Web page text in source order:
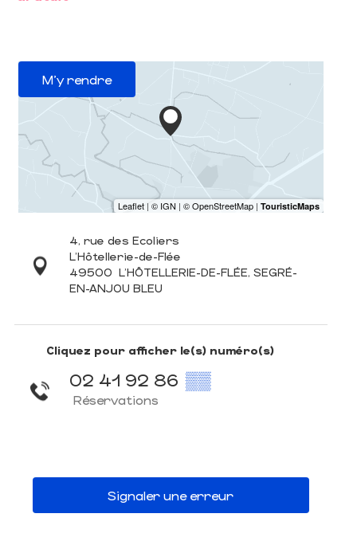
M'y rendre
4, rue des Ecoliers
L'Hôtellerie-de-Flée
49500 L'HÔTELLERIE-DE-FLÉE, SEGRÉ-
EN-ANJOU BLEU
Cliquez pour afficher le(s) numéro(s)
02 41 92 86 ▒▒
Réservations
Signaler une erreur